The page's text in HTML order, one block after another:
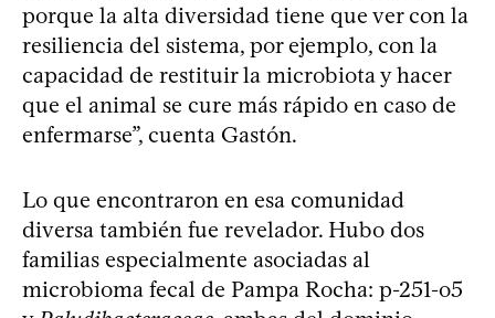
porque la alta diversidad tiene que ver con la
resiliencia del sistema, por ejemplo, con la
capacidad de restituir la microbiota y hacer
que el animal se cure más rápido en caso de
enfermarse”, cuenta Gastón.
Lo que encontraron en esa comunidad
diversa también fue revelador. Hubo dos
familias especialmente asociadas al
microbioma fecal de Pampa Rocha: p-251-o5